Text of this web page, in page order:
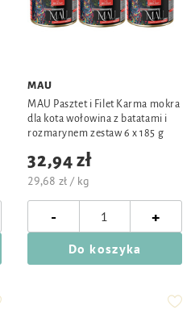
MAU
MAU Pasztet i Filet Karma mokra
dla kota wołowina z batatami i
rozmarynem zestaw 6 x 185 g
32,94 zł
29,68 zł / kg
- +
Do koszyka